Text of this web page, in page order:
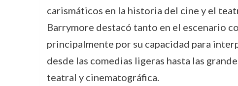
carismáticos en la historia del cine y el
Barrymore destacó tanto en el escenario
principalmente por su capacidad para
desde las comedias ligeras hasta las
teatral y cinematográfica.